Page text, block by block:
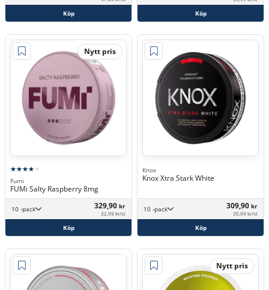
Köp Köp
Nytt pris
Fumi
FUMi Salty Raspberry 8mg
10 -pack 329,90 kr
32,99 kr/st
Köp
Knox
Knox Xtra Stark White
10 -pack 309,90 kr
30,99 kr/st
Köp
Nytt pris